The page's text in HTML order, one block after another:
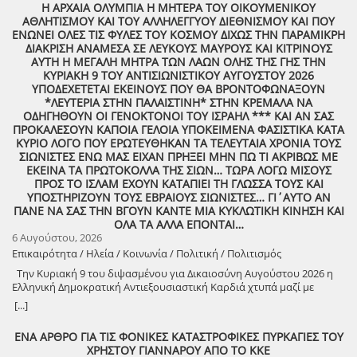
Η ΑΡΧΑΙΑ ΟΛΥΜΠΙΑ Η ΜΗΤΕΡΑ ΤΟΥ ΟΙΚΟΥΜΕΝΙΚΟΥ
ΑΘΛΗΤΙΣΜΟΥ ΚΑΙ ΤΟΥ ΑΛΛΗΛΕΓΓΥΟΥ ΔΙΕΘΝΙΣΜΟΥ ΚΑΙ ΠΟΥ
ΕΝΩΝΕΙ ΟΛΕΣ ΤΙΣ ΦΥΛΕΣ ΤΟΥ ΚΟΣΜΟΥ ΔΙΧΩΣ ΤΗΝ ΠΑΡΑΜΙΚΡΗ
ΔΙΑΚΡΙΣΗ ΑΝΑΜΕΣΑ ΣΕ ΛΕΥΚΟΥΣ ΜΑΥΡΟΥΣ ΚΑΙ ΚΙΤΡΙΝΟΥΣ
ΑΥΤΗ Η ΜΕΓΑΛΗ ΜΗΤΡΑ ΤΩΝ ΛΑΩΝ ΟΛΗΣ ΤΗΣ ΓΗΣ ΤΗΝ
ΚΥΡΙΑΚΗ 9 ΤΟΥ ΑΝΤΙΣΙΩΝΙΣΤΙΚΟΥ ΑΥΓΟΥΣΤΟΥ 2026
ΥΠΟΔΕΧΕΤΕΤΑΙ ΕΚΕΙΝΟΥΣ ΠΟΥ ΘΑ ΒΡΟΝΤΟΦΩΝΑΞΟΥΝ
*ΛΕΥΤΕΡΙΑ ΣΤΗΝ ΠΑΛΑΙΣΤΙΝΗ* ΣΤΗΝ ΚΡΕΜΑΛΑ ΝΑ
ΟΔΗΓΗΘΟΥΝ ΟΙ ΓΕΝΟΚΤΟΝΟΙ ΤΟΥ ΙΣΡΑΗΛ *** ΚΑΙ ΑΝ ΣΑΣ
ΠΡΟΚΑΛΕΣΟΥΝ ΚΑΠΟΙΑ ΓΕΛΟΙΑ ΥΠΟΚΕΙΜΕΝΑ ΦΑΣΙΣΤΙΚΑ ΚΑΤΑ
ΚΥΡΙΟ ΛΟΓΟ ΠΟΥ ΕΡΩΤΕΥΘΗΚΑΝ ΤΑ ΤΕΛΕΥΤΑΙΑ ΧΡΟΝΙΑ ΤΟΥΣ
ΣΙΩΝΙΣΤΕΣ ΕΝΩ ΜΑΣ ΕΙΧΑΝ ΠΡΗΞΕΙ ΜΗΝ ΠΩ ΤΙ ΑΚΡΙΒΩΣ ΜΕ
ΕΚΕΙΝΑ ΤΑ ΠΡΩΤΟΚΟΛΛΑ ΤΗΣ ΣΙΩΝ… ΤΩΡΑ ΛΟΓΩ ΜΙΣΟΥΣ
ΠΡΟΣ ΤΟ ΙΣΛΑΜ ΕΧΟΥΝ ΚΑΤΑΠΙΕΙ ΤΗ ΓΛΩΣΣΑ ΤΟΥΣ ΚΑΙ
ΥΠΟΣΤΗΡΙΖΟΥΝ ΤΟΥΣ ΕΒΡΑΙΟΥΣ ΣΙΩΝΙΣΤΕΣ… ΓΙ΄ΑΥΤΟ ΑΝ
ΠΑΝΕ ΝΑ ΣΑΣ ΤΗΝ ΒΓΟΥΝ ΚΑΝΤΕ ΜΙΑ ΚΥΚΛΩΤΙΚΗ ΚΙΝΗΣΗ ΚΑΙ
ΟΛΑ ΤΑ ΑΛΛΑ ΕΠΟΝΤΑΙ…
6 Αυγούστου, 2026
Επικαιρότητα / Ηλεία / Κοινωνία / Πολιτική / Πολιτισμός
Την Κυριακή 9 του διψασμένου για Δικαιοσύνη Αυγούστου 2026 η
Ελληνική Δημοκρατική Αντιεξουσιαστική Καρδιά χτυπά μαζί με
ΟΛΟΥΣ τους Συναγωνιστές για την Παλαιστίνη μέρα Μνήμης και
Αγώνα!
[...]
ΕΝΑ ΑΡΘΡΟ ΓΙΑ ΤΙΣ ΦΟΝΙΚΕΣ ΚΑΤΑΣΤΡΟΦΙΚΕΣ ΠΥΡΚΑΓΙΕΣ ΤΟΥ
ΧΡΗΣΤΟΥ ΓΙΑΝΝΑΡΟΥ ΑΠΟ ΤΟ ΚΚΕ